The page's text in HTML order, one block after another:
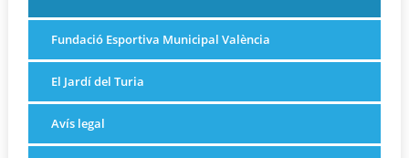
Fundació Esportiva Municipal València
El Jardí del Turia
Avís legal